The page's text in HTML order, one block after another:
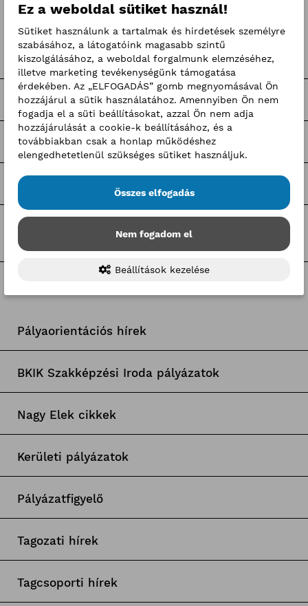
Kategóriák
Hírek
Sajtóközlemények
Pályaorientációs programok
Hír-mix
BKIK hírek
Pályaorientációs hírek
BKIK Szakképzési Iroda pályázatok
Nagy Elek cikkek
Kerületi pályázatok
Pályázatfigyelő
Tagozati hírek
Tagcsoporti hírek
Ez a weboldal sütiket használ!
Sütiket használunk a tartalmak és hirdetések személyre
szabásához, a látogatóink magasabb szintű
kiszolgálásához, a weboldal forgalmunk elemzéséhez,
illetve marketing tevékenységünk támogatása
érdekében. Az „ELFOGADÁS” gomb megnyomásával Ön
hozzájárul a sütik használatához. Amennyiben Ön nem
fogadja el a süti beállításokat, azzal Ön nem adja
hozzájárulását a cookie-k beállításához, és a
továbbiakban csak a honlap működéshez
elengedhetetlenül szükséges sütiket használjuk.
Összes elfogadás
Nem fogadom el
Beállítások kezelése